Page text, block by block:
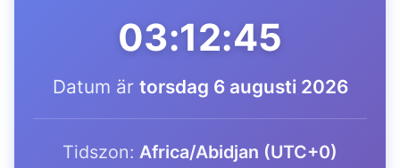
03:12:45
Datum är torsdag 6 augusti 2026
Tidszon: Africa/Abidjan (UTC+0)